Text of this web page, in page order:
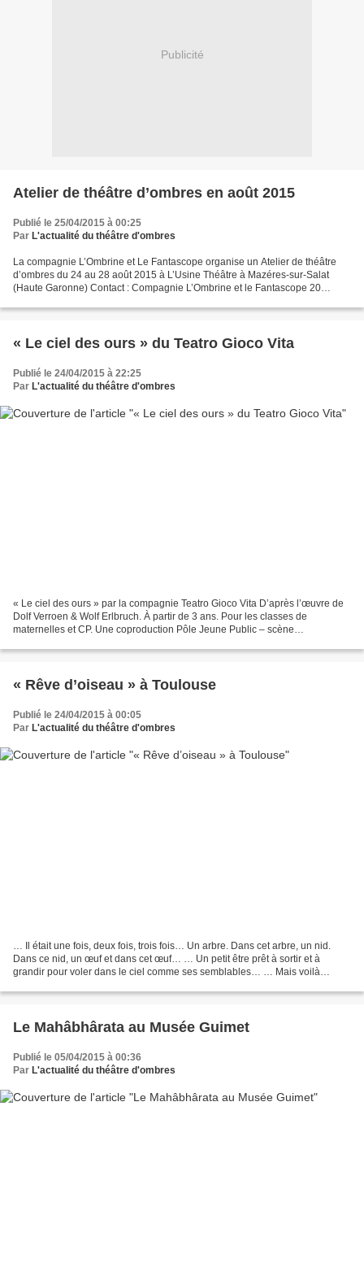
Publicité
Atelier de théâtre d’ombres en août 2015
Publié le 25/04/2015 à 00:25
Par L'actualité du théâtre d'ombres
La compagnie L’Ombrine et Le Fantascope organise un Atelier de théâtre
d’ombres du 24 au 28 août 2015 à L’Usine Théâtre à Mazéres-sur-Salat
(Haute Garonne) Contact : Compagnie L’Ombrine et le Fantascope 20
« Le ciel des ours » du Teatro Gioco Vita
Publié le 24/04/2015 à 22:25
Par L'actualité du théâtre d'ombres
« Le ciel des ours » par la compagnie Teatro Gioco Vita D’après l’œuvre de
Dolf Verroen & Wolf Erlbruch. À partir de 3 ans. Pour les classes de
maternelles et CP. Une coproduction Pôle Jeune Public – scène
« Rêve d’oiseau » à Toulouse
Publié le 24/04/2015 à 00:05
Par L'actualité du théâtre d'ombres
… Il était une fois, deux fois, trois fois… Un arbre. Dans cet arbre, un nid.
Dans ce nid, un œuf et dans cet œuf… … Un petit être prêt à sortir et à
grandir pour voler dans le ciel comme ses semblables… … Mais voilà
Le Mahâbhârata au Musée Guimet
Publié le 05/04/2015 à 00:36
Par L'actualité du théâtre d'ombres